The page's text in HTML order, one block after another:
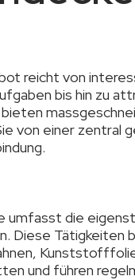
reicht von
bis hin zu
von einer zentral
umfasst die
Diese Tätigkeiten
und führen